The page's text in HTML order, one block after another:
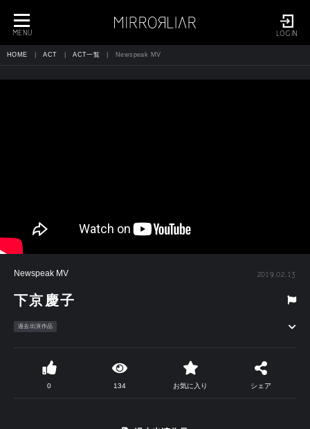
LOGIN
toggle
navigation
MENU
HOME ACT ACT一覧 Newspeak MV
Newspeak MV 2019.02.13
下京慶子
過去出演作品
0 134 お気に入り シェア